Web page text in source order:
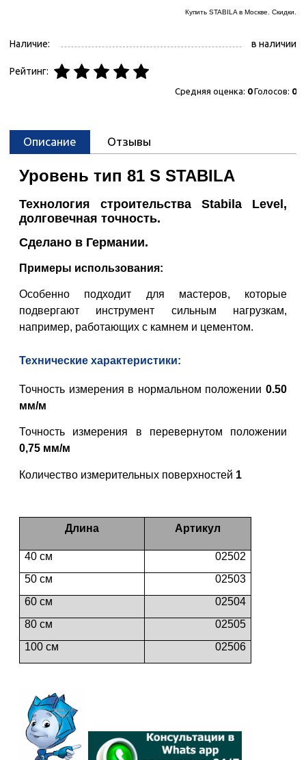
Купить STABILA в Москве. Скидки.
Наличие: в наличии
Рейтинг:
Средняя оценка: 0Голосов: 0
Описание Отзывы
Уровень тип 81 S STABILA
Технология строительства Stabila Level,
долговечная точность.
Сделано в Германии.
Примеры использования:
Особенно подходит для мастеров, которые
подвергают инструмент сильным нагрузкам,
например, работающих с камнем и цементом.
Технические характеристики:
Точность измерения в нормальном положении 0.50
мм/м
Точность измерения в перевернутом положении
0,75 мм/м
Количество измерительных поверхностей 1
Длина Артикул
40 см
02502
50 см
02503
60 см
02504
80 см
02505
100 см
02506